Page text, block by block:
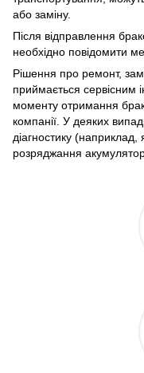
або заміну.
Після відправлення
необхідно повідомити
Рішення про ремонт,
приймається сервісним
моменту отримання
компанії. У деяких
діагностику
розряджання